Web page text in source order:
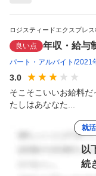
ロジスティードエクスプレ
良い点 年収・給与
パート・アルバイト 2021
3.0
そこそこいいお給料
たしはあななた...
就
以
続